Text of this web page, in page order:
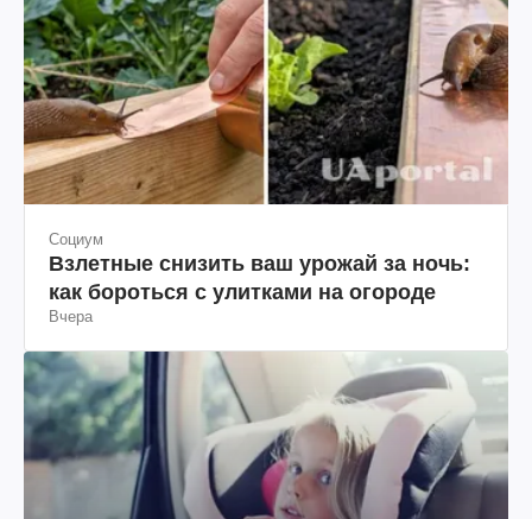
Социум
Взлетные снизить ваш урожай за ночь:
как бороться с улитками на огороде
Вчера